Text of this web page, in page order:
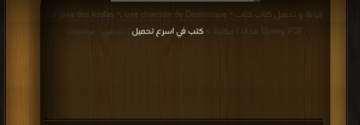
قراءة و تحميل كتاب كتاب « La java des koalas », une chanson de Dominique
Dimey PDF مجانا | مكتبة >
كتب في اسرع تحميل | التحميل : مرة/مرات